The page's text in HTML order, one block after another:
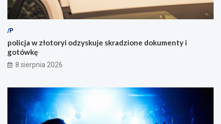
/P
policja w złotoryi odzyskuje skradzione dokumenty i
gotówkę
8 sierpnia 2026